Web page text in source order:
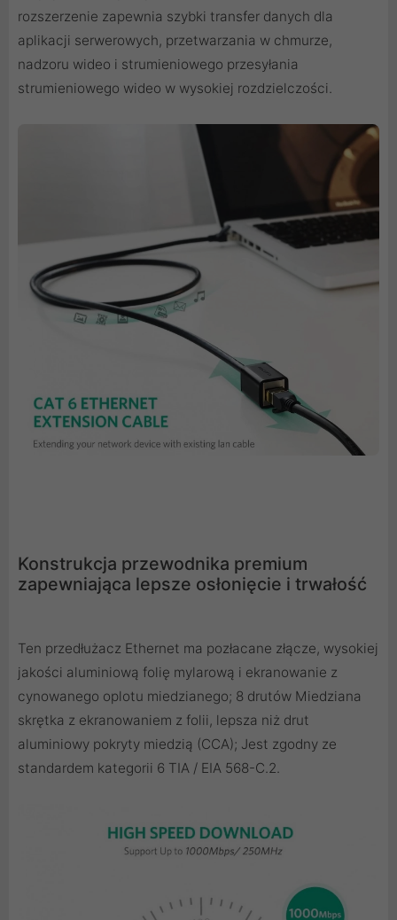
rozszerzenie zapewnia szybki transfer danych dla
aplikacji serwerowych, przetwarzania w chmurze,
nadzoru wideo i strumieniowego przesyłania
strumieniowego wideo w wysokiej rozdzielczości.
Konstrukcja przewodnika premium
zapewniająca lepsze osłonięcie i trwałość
Ten przedłużacz Ethernet ma pozłacane złącze, wysokiej
jakości aluminiową folię mylarową i ekranowanie z
cynowanego oplotu miedzianego; 8 drutów Miedziana
skrętka z ekranowaniem z folii, lepsza niż drut
aluminiowy pokryty miedzią (CCA); Jest zgodny ze
standardem kategorii 6 TIA / EIA 568-C.2.